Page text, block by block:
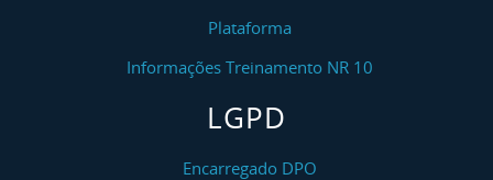
Plataforma
Informações Treinamento NR 10
LGPD
Encarregado DPO